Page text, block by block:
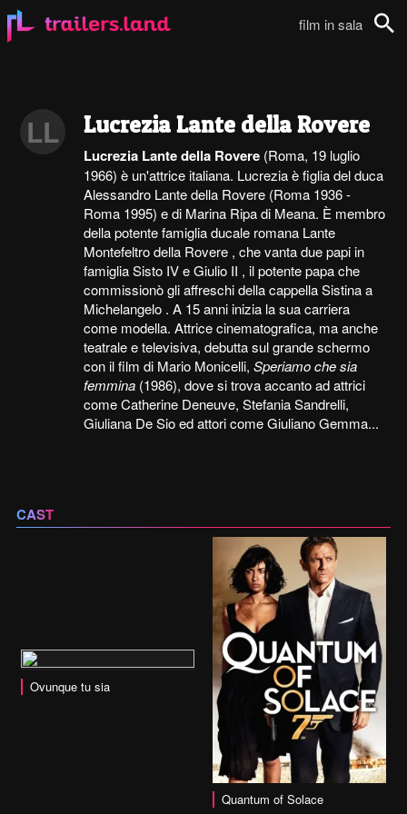
film in sala
LL Lucrezia Lante della Rovere
Lucrezia Lante della Rovere (Roma, 19 luglio
1966) è un'attrice italiana. Lucrezia è figlia del duca
Alessandro Lante della Rovere (Roma 1936 -
Roma 1995) e di Marina Ripa di Meana. È membro
della potente famiglia ducale romana Lante
Montefeltro della Rovere , che vanta due papi in
famiglia Sisto IV e Giulio II , il potente papa che
commissionò gli affreschi della cappella Sistina a
Michelangelo . A 15 anni inizia la sua carriera
come modella. Attrice cinematografica, ma anche
teatrale e televisiva, debutta sul grande schermo
con il film di Mario Monicelli,Speriamo che sia
femmina (1986), dove si trova accanto ad attrici
come Catherine Deneuve, Stefania Sandrelli,
Giuliana De Sio ed attori come Giuliano Gemma...
CAST
Ovunque tu sia
Quantum of Solace